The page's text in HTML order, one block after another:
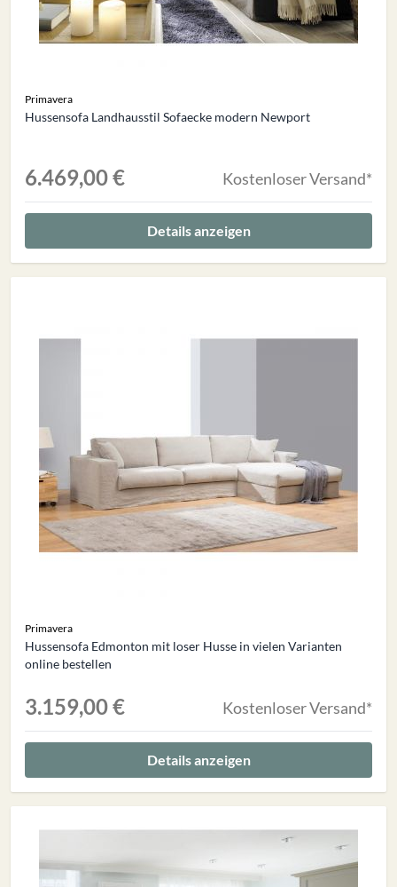
Primavera
Hussensofa Landhausstil Sofaecke modern Newport
6.469,00 € Kostenloser Versand*
Details anzeigen
Primavera
Hussensofa Edmonton mit loser Husse in vielen Varianten
online bestellen
3.159,00 € Kostenloser Versand*
Details anzeigen